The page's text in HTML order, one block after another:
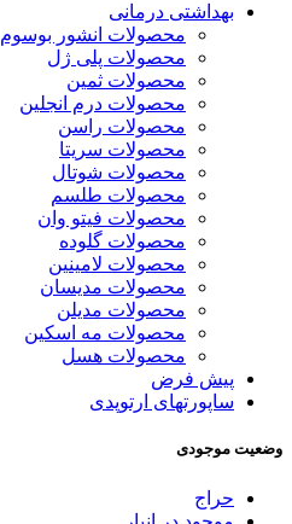
بهداشتی درمانی
محصولات انشور بوسوم
محصولات پلی ژل
محصولات ثمین
محصولات درم انجلین
محصولات راسن
محصولات سریتا
محصولات شوتال
محصولات طلسم
محصولات فیتو وان
محصولات گلوده
محصولات لامینین
محصولات مدیسان
محصولات مدیلن
محصولات مه اسکین
محصولات هسل
پیش فرض
ساپورتهای ارتوپدی
وضعیت موجودی
حراج